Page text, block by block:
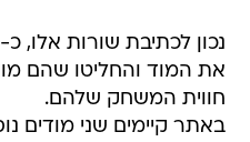
את המוד והחליטו שהם
חווית המשחק שלהם.
באתר קיימים שני מודים